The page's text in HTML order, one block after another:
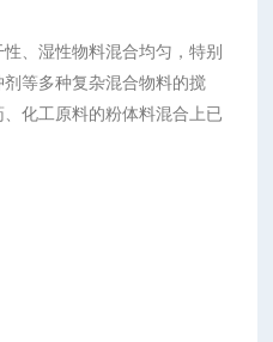
、湿性物料混合均匀，特别
等多种复杂混合物料的搅
化工原料的粉体料混合上已